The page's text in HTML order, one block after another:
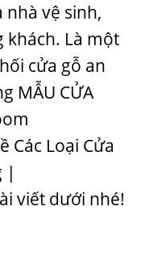
vệ sinh,
khách. Là một
cửa gỗ an
MẪU CỬA
Các Loại Cửa
|
viết dưới nhé!